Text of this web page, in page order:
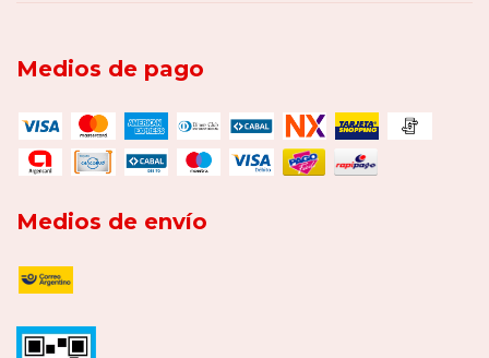
Medios de pago
Medios de envío